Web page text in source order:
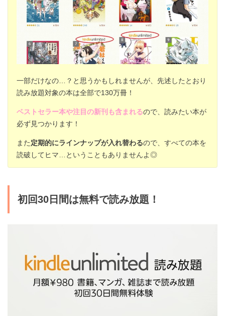
一部だけなの…？と思うかもしれませんが、先述したとおり
読み放題対象の本は全部で130万冊！
ベストセラー本や注目の新刊も含まれるので、読みたい本が
必ず見つかります！
また定期的にラインナップが入れ替わるので、すべての本を
読破してヒマ…ということもありませんよ◎
初回30日間は無料で読み放題！